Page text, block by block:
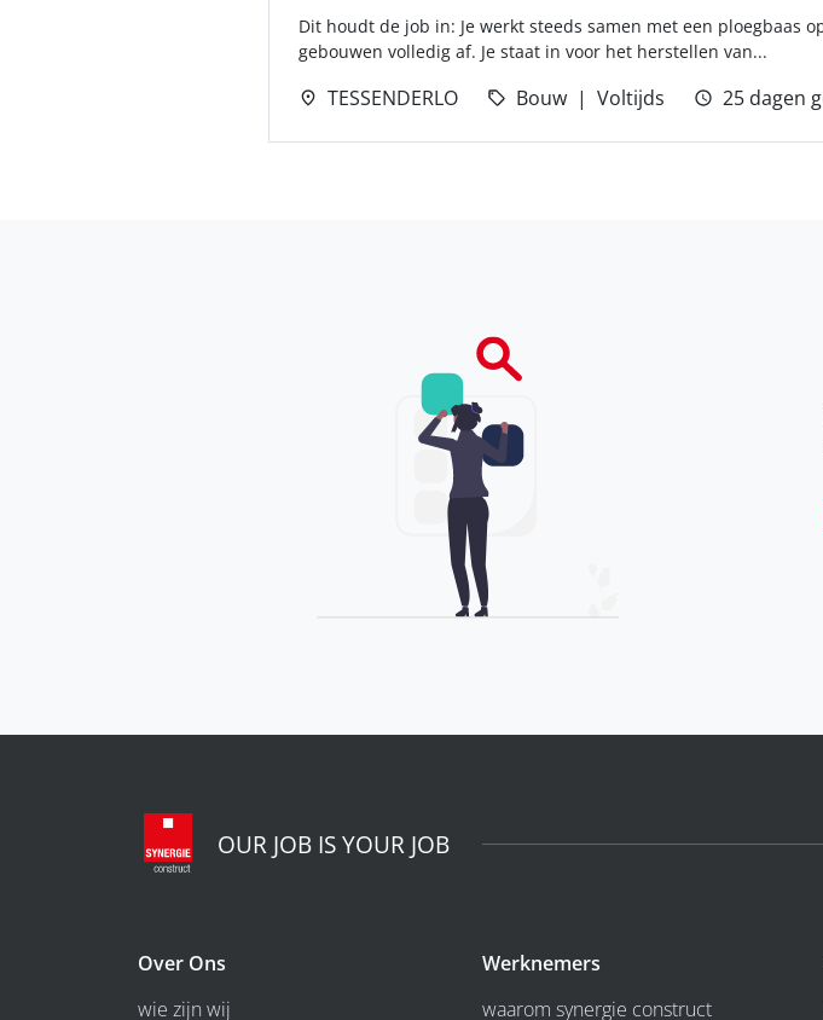
Dit houdt de job in: Je werkt steeds samen met een ploegbaas
gebouwen volledig af. Je staat in voor het herstellen van...
TESSENDERLO Bouw Voltijds 25 dagen
OUR JOB IS YOUR JOB
Over Ons
wie zijn wij
Werknemers
waarom synergie construct